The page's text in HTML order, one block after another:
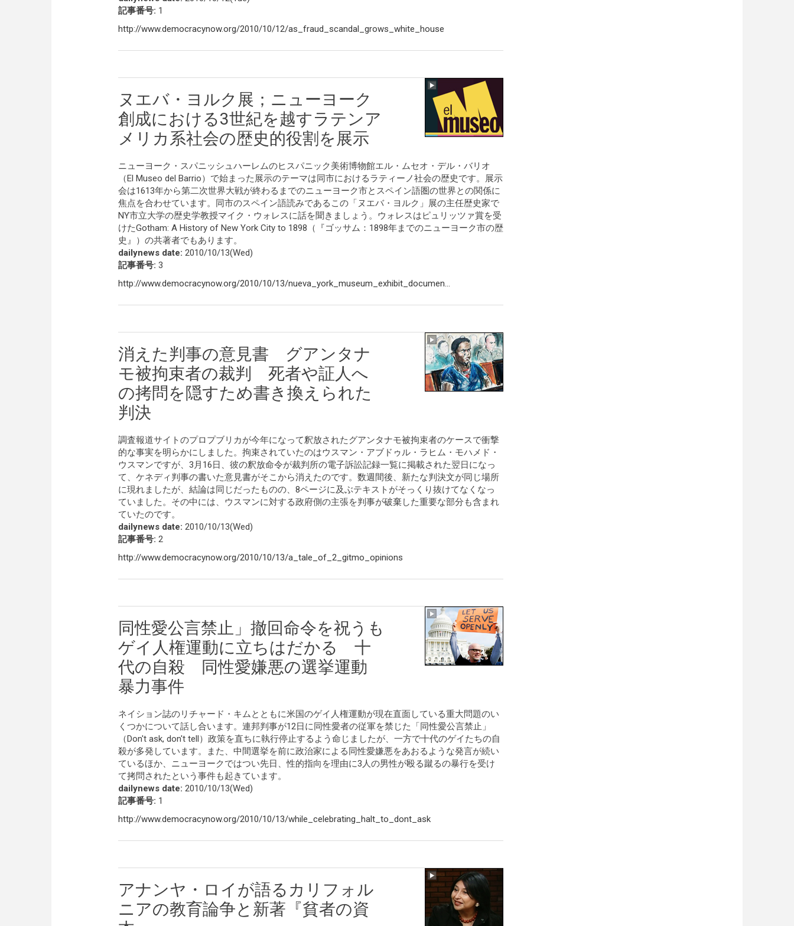
記事番号: 1
http://www.democracynow.org/2010/10/12/as_fraud_scandal_grows_white_house
ヌエバ・ヨルク展；ニューヨーク
創成における3世紀を越すラテンア
メリカ系社会の歴史的役割を展示
ニューヨーク・スパニッシュハーレムのヒスパニック美術博物館エル・ムセオ・デル・バリオ
（El Museo del Barrio）で始まった展示のテーマは同市におけるラティーノ社会の歴史です。展示
会は1613年から第二次世界大戦が終わるまでのニューヨーク市とスペイン語圏の世界との関係に
焦点を合わせています。同市のスペイン語読みであるこの「ヌエバ・ヨルク」展の主任歴史家で
NY市立大学の歴史学教授マイク・ウォレスに話を聞きましょう。ウォレスはピュリッツァ賞を受
けたGotham: A History of New York City to 1898（『ゴッサム：1898年までのニューヨーク市の歴
史』）の共著者でもあります。
dailynews date: 2010/10/13(Wed)
記事番号: 3
http://www.democracynow.org/2010/10/13/nueva_york_museum_exhibit_documen...
消えた判事の意見書 グアンタナ
モ被拘束者の裁判 死者や証人へ
の拷問を隠すため書き換えられた
判決
調査報道サイトのプロプブリカが今年になって釈放されたグアンタナモ被拘束者のケースで衝撃
的な事実を明らかにしました。拘束されていたのはウスマン・アブドゥル・ラヒム・モハメド・
ウスマンですが、3月16日、彼の釈放命令が裁判所の電子訴訟記録一覧に掲載された翌日になっ
て、ケネディ判事の書いた意見書がそこから消えたのです。数週間後、新たな判決文が同じ場所
に現れましたが、結論は同じだったものの、8ページに及ぶテキストがそっくり抜けてなくなっ
ていました。その中には、ウスマンに対する政府側の主張を判事が破棄した重要な部分も含まれ
ていたのです。
dailynews date: 2010/10/13(Wed)
記事番号: 2
http://www.democracynow.org/2010/10/13/a_tale_of_2_gitmo_opinions
同性愛公言禁止」撤回命令を祝うも
ゲイ人権運動に立ちはだかる 十
代の自殺 同性愛嫌悪の選挙運動
暴力事件
ネイション誌のリチャード・キムとともに米国のゲイ人権運動が現在直面している重大問題のい
くつかについて話し合います。連邦判事が12日に同性愛者の従軍を禁じた「同性愛公言禁止」
（Don't ask, don't tell）政策を直ちに執行停止するよう命じましたが、一方で十代のゲイたちの自
殺が多発しています。また、中間選挙を前に政治家による同性愛嫌悪をあおるような発言が続い
ているほか、ニューヨークではつい先日、性的指向を理由に3人の男性が殴る蹴るの暴行を受け
て拷問されたという事件も起きています。
dailynews date: 2010/10/13(Wed)
記事番号: 1
http://www.democracynow.org/2010/10/13/while_celebrating_halt_to_dont_ask
アナンヤ・ロイが語るカリフォル
ニアの教育論争と新著『貧者の資